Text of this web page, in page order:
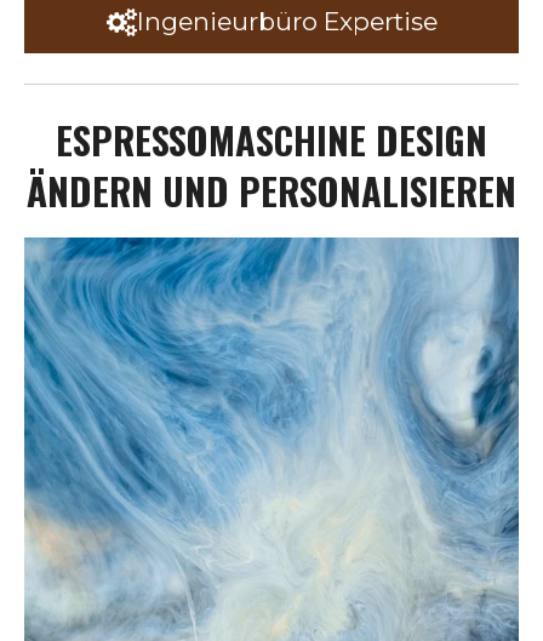
Ingenieurbüro Expertise
ESPRESSOMASCHINE DESIGN
ÄNDERN UND PERSONALISIEREN